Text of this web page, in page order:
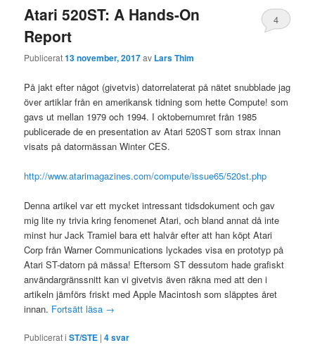
Atari 520ST: A Hands-On
Report
Publicerat13 november, 2017av Lars Thim
4
På jakt efter något (givetvis) datorrelaterat på nätet snubblade jag
över artiklar från en amerikansk tidning som hette Compute! som
gavs ut mellan 1979 och 1994. I oktobernumret från 1985
publicerade de en presentation av Atari 520ST som strax innan
visats på datormässan Winter CES.
http://www.atarimagazines.com/compute/issue65/520st.php
Denna artikel var ett mycket intressant tidsdokument och gav
mig lite ny trivia kring fenomenet Atari, och bland annat då inte
minst hur Jack Tramiel bara ett halvår efter att han köpt Atari
Corp från Warner Communications lyckades visa en prototyp på
Atari ST-datorn på mässa! Eftersom ST dessutom hade grafiskt
användargränssnitt kan vi givetvis även räkna med att den i
artikeln jämförs friskt med Apple Macintosh som släpptes året
innan. Fortsätt läsa →
Publicerat i ST/STE |4svar